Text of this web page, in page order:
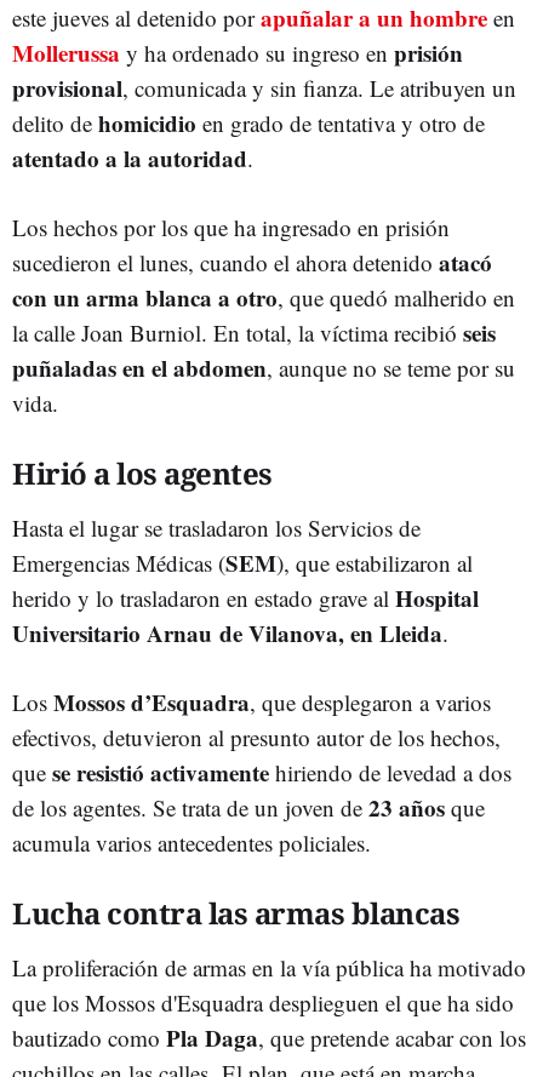
este jueves al detenido porapuñalar a un hombre en
Mollerussa y ha ordenado su ingreso en prisión
provisional, comunicada y sin fianza. Le atribuyen un
delito de homicidio en grado de tentativa y otro de
atentado a la autoridad.
Los hechos por los que ha ingresado en prisión
sucedieron el lunes, cuando el ahora detenido atacó
con un arma blanca a otro, que quedó malherido en
la calle Joan Burniol. En total, la víctima recibió seis
puñaladas en el abdomen, aunque no se teme por su
vida.
Hirió a los agentes
Hasta el lugar se trasladaron los Servicios de
Emergencias Médicas (SEM), que estabilizaron al
herido y lo trasladaron en estado grave al Hospital
Universitario Arnau de Vilanova, en Lleida.
Los Mossos d’Esquadra, que desplegaron a varios
efectivos, detuvieron al presunto autor de los hechos,
que se resistió activamente hiriendo de levedad a dos
de los agentes. Se trata de un joven de 23 años que
acumula varios antecedentes policiales.
Lucha contra las armas blancas
La proliferación de armas en la vía pública ha motivado
que los Mossos d'Esquadra desplieguen el que ha sido
bautizado como Pla Daga, que pretende acabar con los